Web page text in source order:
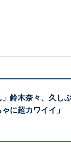
」鈴木奈々、久し
に超カワイイ」